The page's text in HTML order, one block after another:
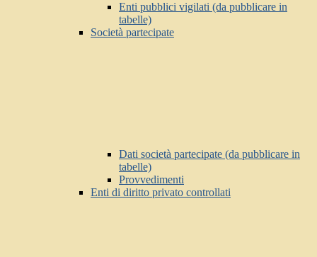
Enti pubblici vigilati (da pubblicare in
tabelle)
Società partecipate
Dati società partecipate (da pubblicare in
tabelle)
Provvedimenti
Enti di diritto privato controllati